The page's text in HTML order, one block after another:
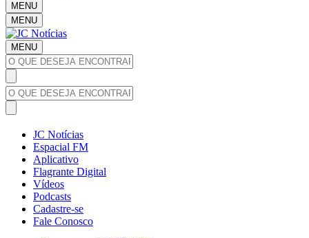
MENU
MENU
MENU
JC Notícias
Espacial FM
Aplicativo
Flagrante Digital
Vídeos
Podcasts
Cadastre-se
Fale Conosco